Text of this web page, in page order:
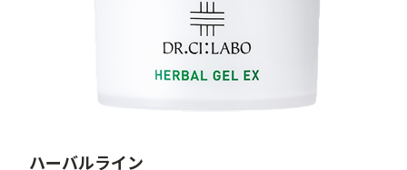
ハーバルライン